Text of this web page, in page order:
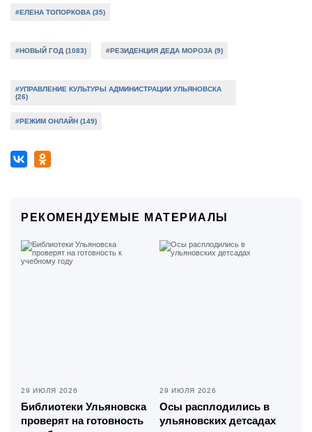
#ЕЛЕНА ТОПОРКОВА (35)
#НОВЫЙ ГОД (1083) #РЕЗИДЕНЦИЯ ДЕДА МОРОЗА (9)
#УПРАВЛЕНИЕ КУЛЬТУРЫ АДМИНИСТРАЦИИ УЛЬЯНОВСКА
(26)
#РЕЖИМ ОНЛАЙН (149)
РЕКОМЕНДУЕМЫЕ МАТЕРИАЛЫ
29 ИЮЛЯ 2026
Библиотеки Ульяновска
проверят на готовность
29 ИЮЛЯ 2026
Осы расплодились в
ульяновских детсадах